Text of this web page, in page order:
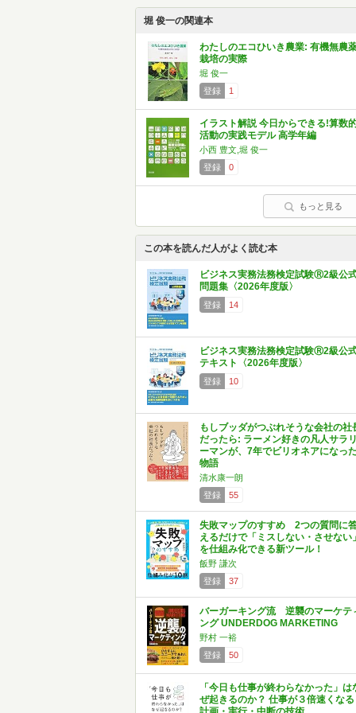
堀 俊一の関連本
わたしのエコひいき農業: 有機無農
栽培の実際
堀 俊一
登録
1
イラスト解説 今日からできる!算数
活動の実践モデル 高学年編
小西 豊文,堀 俊一
登録
0
もっと見る
この本を読んだ人がよく読む本
ビジネス実務法務検定試験Ⓡ2級公
問題集〈2026年度版〉
登録 14
ビジネス実務法務検定試験Ⓡ2級公
テキスト〈2026年度版〉
登録 10
もしブッダがつぶれそうな会社の社
だったら: ラーメン好きの凡人サラリ
ーマンが、7年でビリオネアになった
物語
清水康一朗
登録
55
失敗マップのすすめ 2つの質問に
えるだけで「ミスしない・させない」
を仕組み化できる新ツール！
飯野 謙次
登録
37
バーガーキング流 逆襲のマーケテ
ング UNDERDOG MARKETING
野村 一裕
登録
50
「今日も仕事が終わらなかった」は
ぜ起きるのか？ 仕事が３倍速くなる